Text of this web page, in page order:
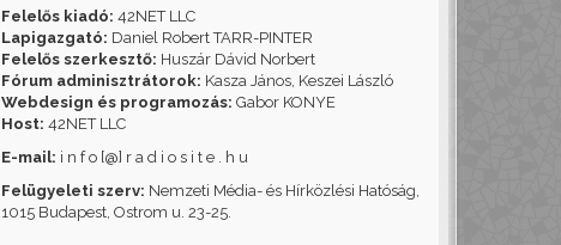
Felelős kiadó: 42NET LLC
Lapigazgató: Daniel Robert TARR-PINTER
Felelős szerkesztő: Huszár Dávid Norbert
Fórum adminisztrátorok: Kasza János, Keszei László
Webdesign és programozás: Gabor KONYE
Host: 42NET LLC
E-mail: i n f o [@] r a d i o s i t e . h u
Felügyeleti szerv: Nemzeti Média- és Hírközlési Hatóság,
1015 Budapest, Ostrom u. 23-25.